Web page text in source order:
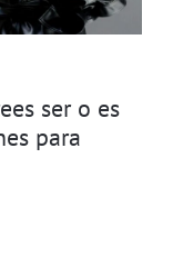
ser o es
para